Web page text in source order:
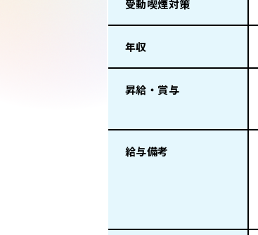
受動喫煙対策
年収
昇給・賞与
給与備考